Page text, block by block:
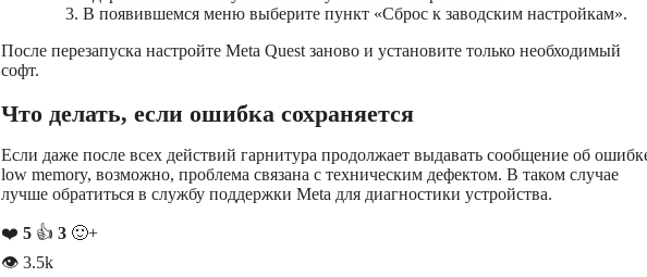
В появившемся меню выберите пункт «Сброс к заводским настройкам».
После перезапуска настройте Meta Quest заново и установите только необходимый
софт.
Что делать, если ошибка сохраняется
Если даже после всех действий гарнитура продолжает выдавать сообщение об
low memory, возможно, проблема связана с техническим дефектом. В таком случае
лучше обратиться в службу поддержки Meta для диагностики устройства.
❤️ 5 👍 3 🙂+
👁 3.5k